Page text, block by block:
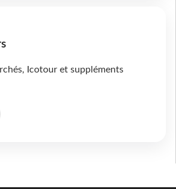
Icotour et suppléments